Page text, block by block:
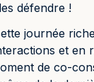
défendre !
journée
et en
de co-